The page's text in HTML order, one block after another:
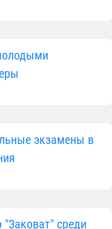
экзамены в
среди